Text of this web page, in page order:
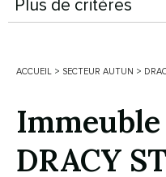
ACCUEIL > SECTEUR AUTUN >
DRACY